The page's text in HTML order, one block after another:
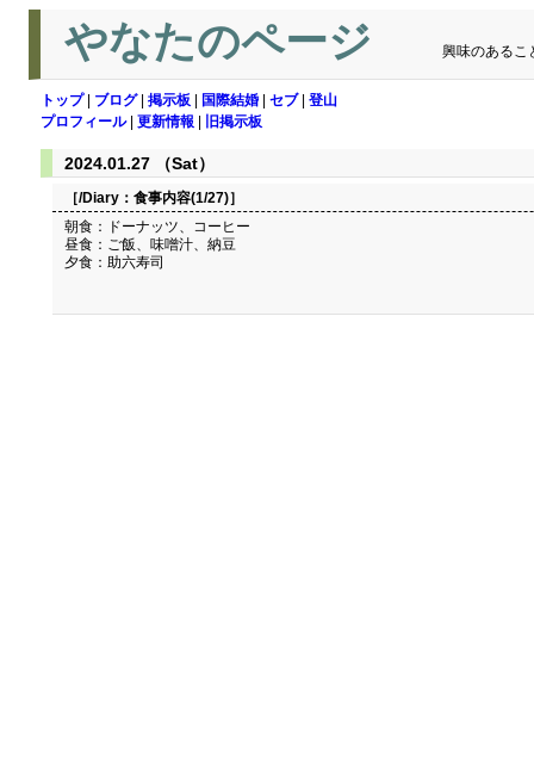
やなたのページ 興味のあるこ
トップ| ブログ| 掲示板 国際結婚 セブ| 登山
プロフィール| 更新情報 旧掲示板
2024.01.27 （Sat）
［/Diary： 食事内容(1/27)］
朝食：ドーナッツ、コーヒー
昼食：ご飯、味噌汁、納豆
夕食：助六寿司